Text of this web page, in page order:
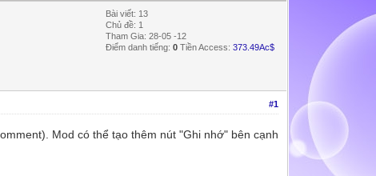
Bài viết: 13
Chủ đề: 1
Tham Gia: 28-05 -12
Điểm danh tiếng:0 Tiền Access: 373.49Ac$
#1
Mod có thể tạo thêm nút "Ghi nhớ" bên cạnh